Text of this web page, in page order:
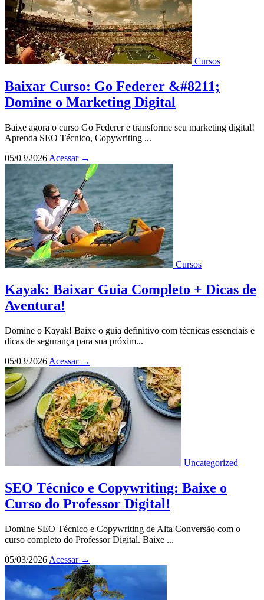
Cursos
Baixar Curso: Go Federer &#8211;
Domine o Marketing Digital
Baixe agora o curso Go Federer e transforme seu marketing digital!
Aprenda SEO Técnico, Copywriting ...
05/03/2026 Acessar →
Cursos
Kayak: Baixar Guia Completo + Dicas de
Aventura!
Domine o Kayak! Baixe o guia definitivo com técnicas essenciais e
dicas de segurança para sua próxim...
05/03/2026 Acessar →
Uncategorized
SEO Técnico e Copywriting: Baixe o
Curso do Professor Digital!
Domine SEO Técnico e Copywriting de Alta Conversão com o
curso completo do Professor Digital. Baixe ...
05/03/2026 Acessar →